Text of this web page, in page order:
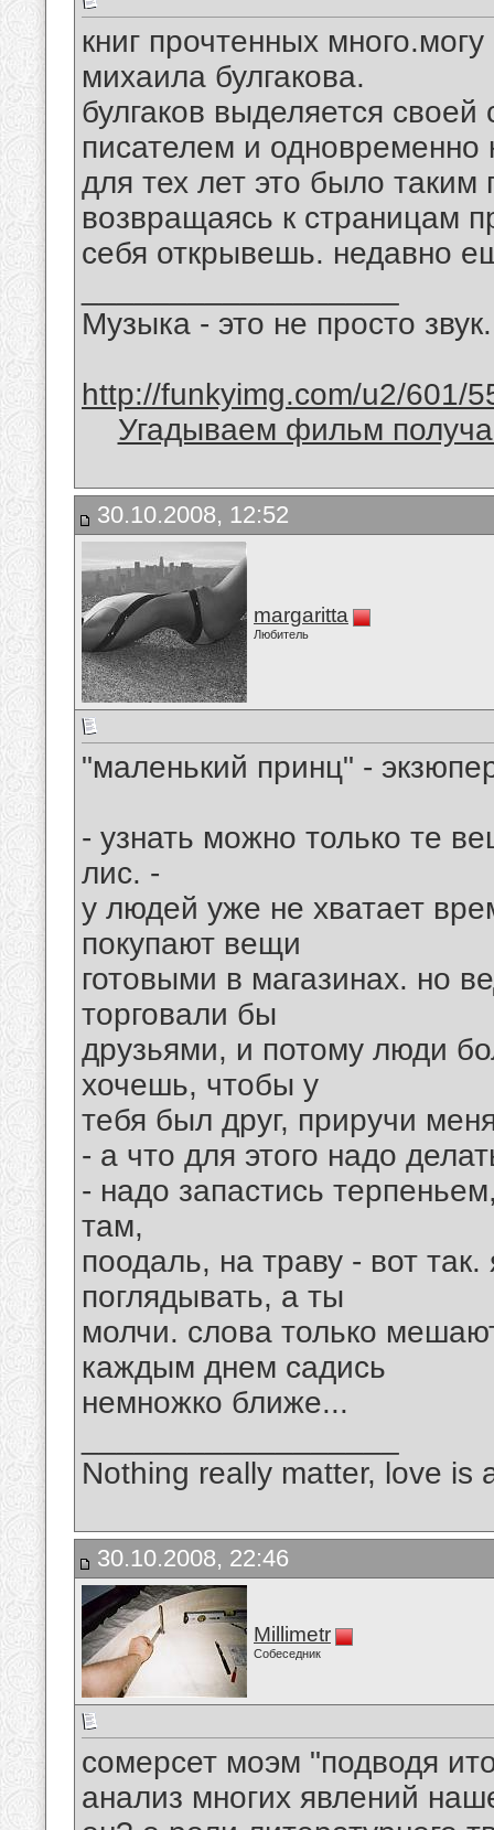
книг прочтенных
михаила булгакова.
булгаков выделяется
писателем и
для тех лет это было
возвращаясь к страницам
себя открывешь. недавно
Музыка - это не просто
http://funkyimg.com/u2/601/
Угадываем фильм
30.10.2008, 12:52
margaritta
Любитель
"маленький принц" -
- узнать можно только те
лис. -
у людей уже не хватает
покупают вещи
готовыми в магазинах. но
торговали бы
друзьями, и потому люди
хочешь, чтобы у
тебя был друг, приручи
- а что для этого надо
- надо запастись
там,
поодаль, на траву - вот
поглядывать, а ты
молчи. слова только
каждым днем садись
немножко ближе...
Nothing really matter, love is
30.10.2008, 22:46
Millimetr
Собеседник
сомерсет моэм "подводя
анализ многих явлений